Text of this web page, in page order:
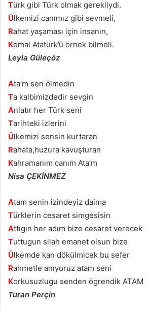
Türk gibi Türk olmak gerekliydi.
Ülkemizi canımız gibi sevmeli,
Rahat yaşaması için insanın,
Kemal Atatürk’ü örnek bilmeli.
Leyla Güleçöz
Ata’m sen ölmedin
Ta kalbimizdedir sevgin
Anlatır her Türk seni
Tarihteki izlerini
Ülkemizi sensin kurtaran
Rahata,huzura kavuşturan
Kahramanım canım Ata’m
Nisa ÇEKİNMEZ
Atam senin izindeyiz daima
Türklerin cesaret simgesisin
Attıgın her adım bize cesaret verecek
Tuttugun silah emanet olsun bize
Ülkemde kan dökülmicek bu sefer
Rahmetle anıyoruz atam seni
Korkusuzlugu senden ögrendik ATAM
Turan Perçin